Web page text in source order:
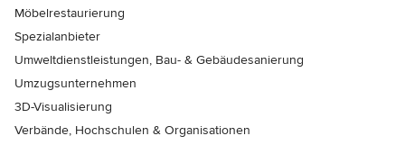
Möbelrestaurierung
Spezialanbieter
Umweltdienstleistungen, Bau- & Gebäudesanierung
Umzugsunternehmen
3D-Visualisierung
Verbände, Hochschulen & Organisationen